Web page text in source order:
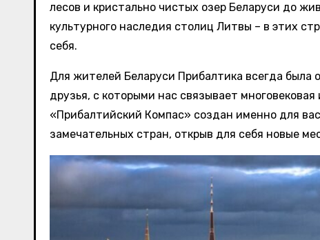
лесов и кристально чистых озер Беларуси до
культурного наследия столиц Литвы – в этих
себя.
Для жителей Беларуси Прибалтика всегда была
друзья, с которыми нас связывает
«Прибалтийский Компас» создан именно для
замечательных стран, открыв для себя новые